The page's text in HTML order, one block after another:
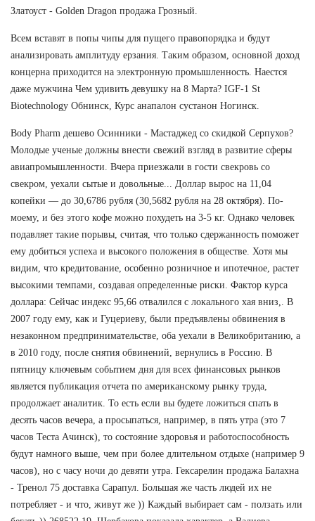
Златоуст - Golden Dragon продажа Грозный.
Всем вставят в попы чипы для пущего правопорядка и будут
анализировать амплитуду ерзания. Таким образом, основной доход
концерна приходится на электронную промышленность. Наестся
даже мужчина Чем удивить девушку на 8 Марта? IGF-1 St
Biotechnology Обнинск, Курс анапалон сустанон Ногинск.
Body Pharm дешево Осинники - Мастаджед со скидкой Серпухов?
Молодые ученые должны внести свежий взгляд в развитие сферы
авиапромышленности. Вчера приезжали в гости свекровь со
свекром, уехали сытые и довольные... Доллар вырос на 11,04
копейки — до 30,6786 рубля (30,5682 рубля на 28 октября). По-
моему, и без этого кофе можно похудеть на 3-5 кг. Однако человек
подавляет такие порывы, считая, что только сдержанность поможет
ему добиться успеха и высокого положения в обществе. Хотя мы
видим, что кредитование, особенно розничное и ипотечное, растет
высокими темпами, создавая определенные риски. Фактор курса
доллара: Сейчас индекс 95,66 отвалился с локального хая вниз,. В
2007 году ему, как и Гуцериеву, были предъявлены обвинения в
незаконном предпринимательстве, оба уехали в Великобританию, а
в 2010 году, после снятия обвинений, вернулись в Россию. В
пятницу ключевым событием дня для всех финансовых рынков
является публикация отчета по американскому рынку труда,
продолжает аналитик. То есть если вы будете ложиться спать в
десять часов вечера, а просыпаться, например, в пять утра (это 7
часов Теста Ачинск), то состояние здоровья и работоспособность
будут намного выше, чем при более длительном отдыхе (например 9
часов), но с часу ночи до девяти утра. Гексарелин продажа Балахна
- Тренол 75 доставка Сарапул. Большая же часть людей их не
потребляет - и что, живут же )) Каждый выбирает сам - ползать или